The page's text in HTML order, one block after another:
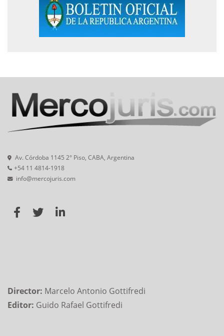
Av. Córdoba 1145 2° Piso, CABA, Argentina
+54 11 4814-1918
info@mercojuris.com
Director: Marcelo Antonio Gottifredi
Editor: Guido Rafael Gottifredi